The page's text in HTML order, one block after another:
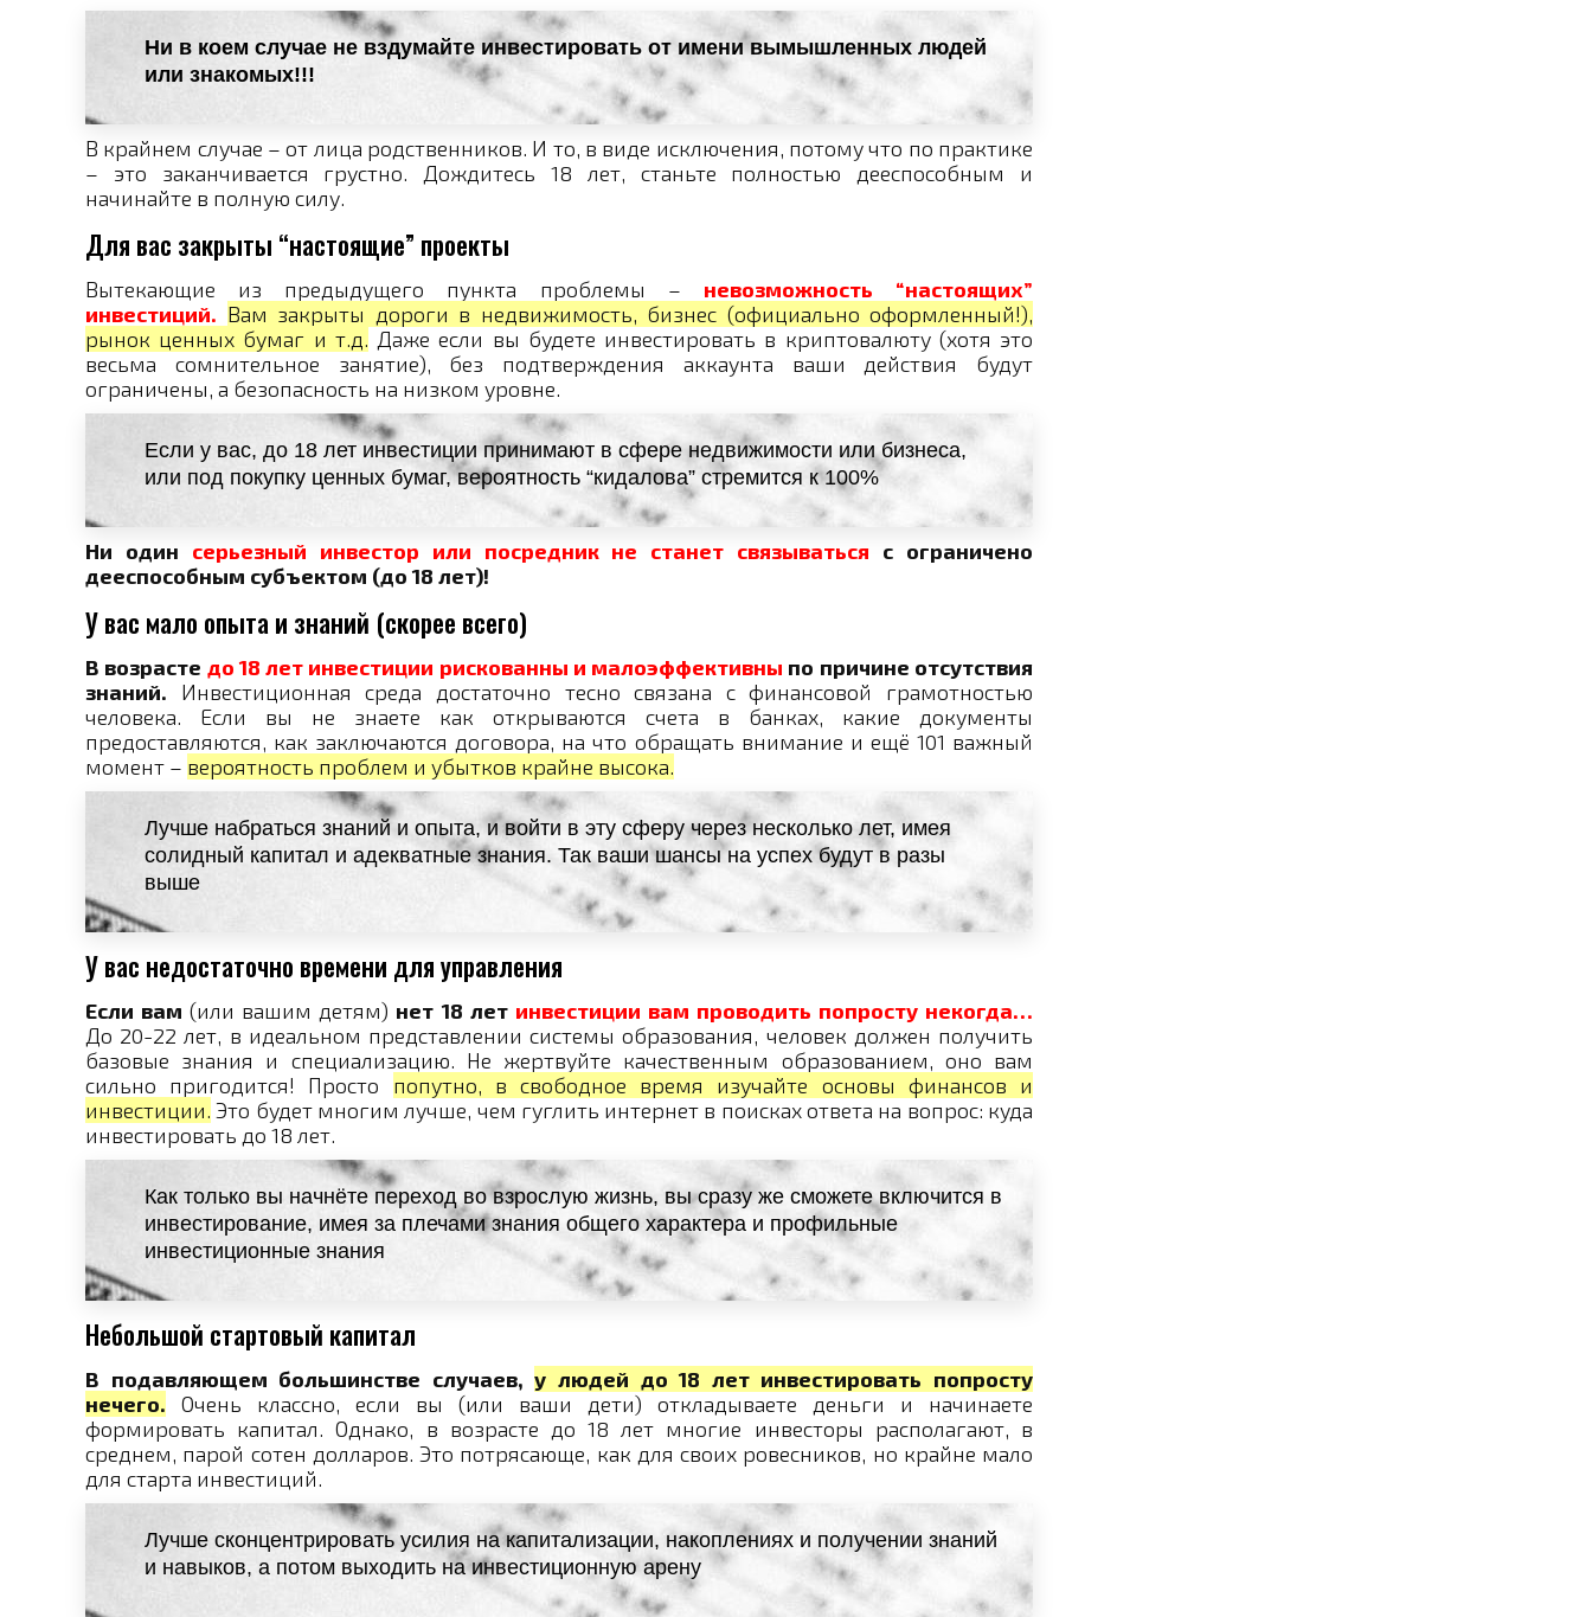
Ни в коем случае не вздумайте инвестировать от имени вымышленных людей
или знакомых!!!
В крайнем случае – от лица родственников. И то, в виде исключения, потому что по практике
– это заканчивается грустно. Дождитесь 18 лет, станьте полностью дееспособным и
начинайте в полную силу.
Для вас закрыты “настоящие” проекты
Вытекающие из предыдущего пункта проблемы – невозможность “настоящих”
инвестиций. Вам закрыты дороги в недвижимость, бизнес (официально оформленный!),
рынок ценных бумаг и т.д. Даже если вы будете инвестировать в криптовалюту (хотя это
весьма сомнительное занятие), без подтверждения аккаунта ваши действия будут
ограничены, а безопасность на низком уровне.
Если у вас, до 18 лет инвестиции принимают в сфере недвижимости или бизнеса,
или под покупку ценных бумаг, вероятность “кидалова” стремится к 100%
Ни один серьезный инвестор или посредник не станет связываться с ограничено
дееспособным субъектом (до 18 лет)!
У вас мало опыта и знаний (скорее всего)
В возрасте до 18 лет инвестиции рискованны и малоэффективны по причине отсутствия
знаний. Инвестиционная среда достаточно тесно связана с финансовой грамотностью
человека. Если вы не знаете как открываются счета в банках, какие документы
предоставляются, как заключаются договора, на что обращать внимание и ещё 101 важный
момент – вероятность проблем и убытков крайне высока.
Лучше набраться знаний и опыта, и войти в эту сферу через несколько лет, имея
солидный капитал и адекватные знания. Так ваши шансы на успех будут в разы
выше
У вас недостаточно времени для управления
Если вам (или вашим детям) нет 18 лет инвестиции вам проводить попросту некогда…
До 20-22 лет, в идеальном представлении системы образования, человек должен получить
базовые знания и специализацию. Не жертвуйте качественным образованием, оно вам
сильно пригодится! Просто попутно, в свободное время изучайте основы финансов и
инвестиции. Это будет многим лучше, чем гуглить интернет в поисках ответа на вопрос: куда
инвестировать до 18 лет.
Как только вы начнёте переход во взрослую жизнь, вы сразу же сможете включится в
инвестирование, имея за плечами знания общего характера и профильные
инвестиционные знания
Небольшой стартовый капитал
В подавляющем большинстве случаев,у людей до 18 лет инвестировать попросту
нечего. Очень классно, если вы (или ваши дети) откладываете деньги и начинаете
формировать капитал. Однако, в возрасте до 18 лет многие инвесторы располагают, в
среднем, парой сотен долларов. Это потрясающе, как для своих ровесников, но крайне мало
для старта инвестиций.
Лучше сконцентрировать усилия на капитализации, накоплениях и получении знаний
и навыков, а потом выходить на инвестиционную арену